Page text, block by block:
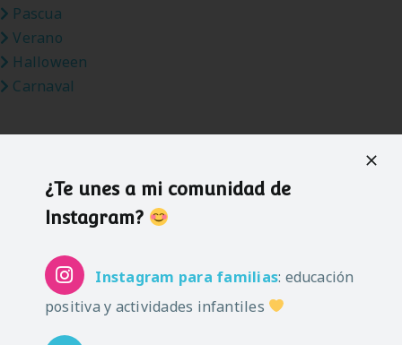
Pascua
Verano
Halloween
Carnaval
¿Te unes a mi comunidad de
Instagram?
Instagram para familias: educación
positiva y actividades infantiles